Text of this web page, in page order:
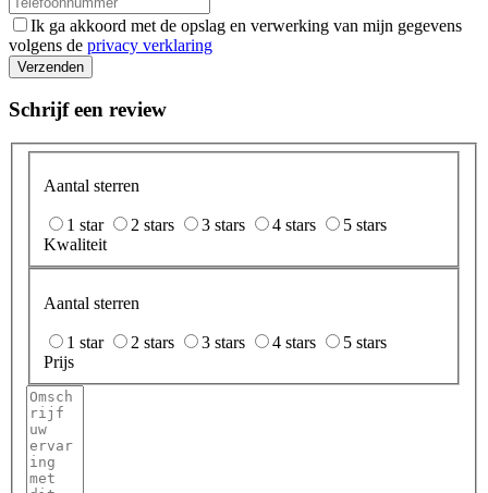
Ik ga akkoord met de opslag en verwerking van mijn gegevens
volgens de privacy verklaring
Verzenden
Schrijf een review
Aantal sterren
1 star 2 stars 3 stars 4 stars
5 stars
Kwaliteit
Aantal sterren
1 star 2 stars 3 stars 4 stars
5 stars
Prijs